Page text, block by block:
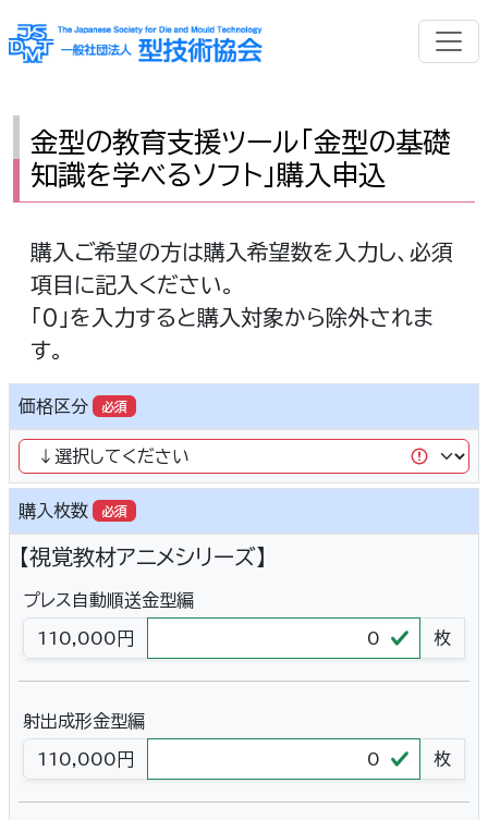
金型の教育支援ツール「金型の基礎
知識を学べるソフト」購入申込
購入ご希望の方は購入希望数を入力し、必須
項目に記入ください。
「0」を入力すると購入対象から除外されま
す。
価格区分 必須
購入枚数 必須
【視覚教材アニメシリーズ】
プレス自動順送金型編
110,000円 枚
射出成形金型編
110,000円 枚